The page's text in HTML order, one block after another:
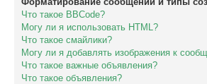
Что такое BBCode?
Могу ли я использовать HTML?
Что такое смайлики?
Могу ли я добавлять изображения к
Что такое важные объявления?
Что такое объявления?